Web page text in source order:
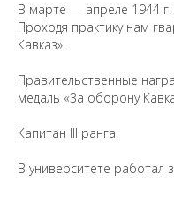
В марте — апреле 1944 г.
Проходя практику нам
Кавказ».
Правительственные
медаль «За оборону
Капитан III ранга.
В университете работал
дополнения к
Уважаемые универсанты и
сведениях, пожалуйста,